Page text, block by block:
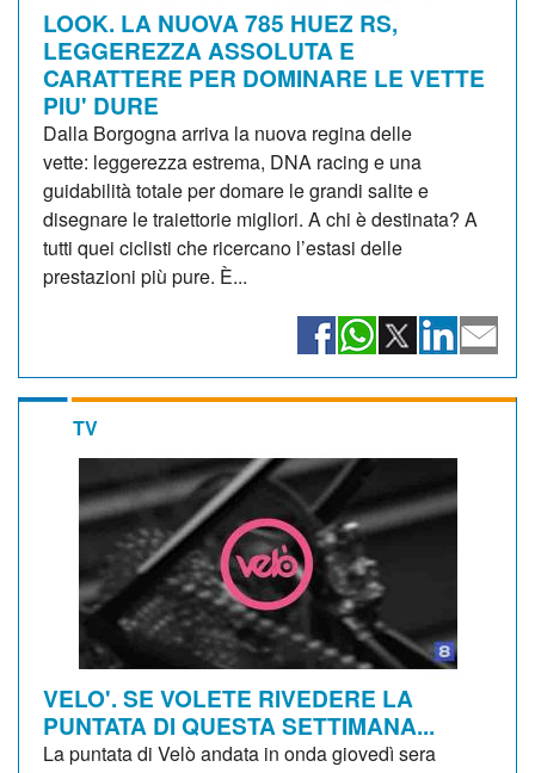
LOOK. LA NUOVA 785 HUEZ RS,
LEGGEREZZA ASSOLUTA E
CARATTERE PER DOMINARE LE VETTE
PIU' DURE
Dalla Borgogna arriva la nuova regina delle
vette: leggerezza estrema, DNA racing e una
guidabilità totale per domare le grandi salite e
disegnare le traiettorie migliori. A chi è destinata? A
tutti quei ciclisti che ricercano l’estasi delle
prestazioni più pure. È...
TV
VELO'. SE VOLETE RIVEDERE LA
PUNTATA DI QUESTA SETTIMANA...
La puntata di Velò andata in onda giovedì sera